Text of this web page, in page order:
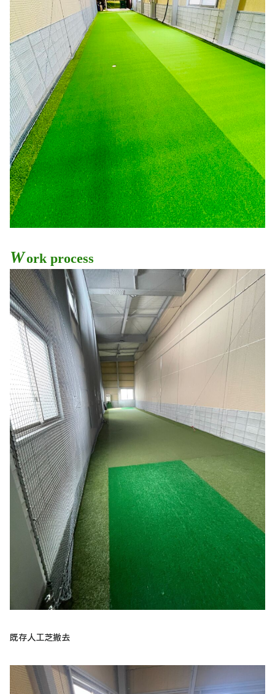
Work process
既存人工芝撤去